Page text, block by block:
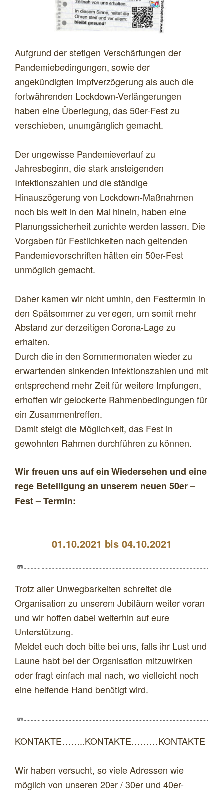
Aufgrund der stetigen Verschärfungen der
Pandemiebedingungen, sowie der
angekündigten Impfverzögerung als auch die
fortwährenden Lockdown-Verlängerungen
haben eine Überlegung, das 50er-Fest zu
verschieben, unumgänglich gemacht.
Der ungewisse Pandemieverlauf zu
Jahresbeginn, die stark ansteigenden
Infektionszahlen und die ständige
Hinauszögerung von Lockdown-Maßnahmen
noch bis weit in den Mai hinein, haben eine
Planungssicherheit zunichte werden lassen. Die
Vorgaben für Festlichkeiten nach geltenden
Pandemievorschriften hätten ein 50er-Fest
unmöglich gemacht.
Daher kamen wir nicht umhin, den Festtermin in
den Spätsommer zu verlegen, um somit mehr
Abstand zur derzeitigen Corona-Lage zu
erhalten.
Durch die in den Sommermonaten wieder zu
erwartenden sinkenden Infektionszahlen und mit
entsprechend mehr Zeit für weitere Impfungen,
erhoffen wir gelockerte Rahmenbedingungen für
ein Zusammentreffen.
Damit steigt die Möglichkeit, das Fest in
gewohnten Rahmen durchführen zu können.
Wir freuen uns auf ein Wiedersehen und eine
rege Beteiligung an unserem neuen 50er –
Fest – Termin:
01.10.2021 bis 04.10.2021
Trotz aller Unwegbarkeiten schreitet die
Organisation zu unserem Jubiläum weiter voran
und wir hoffen dabei weiterhin auf eure
Unterstützung.
Meldet euch doch bitte bei uns, falls ihr Lust und
Laune habt bei der Organisation mitzuwirken
oder fragt einfach mal nach, wo vielleicht noch
eine helfende Hand benötigt wird.
KONTAKTE……..KONTAKTE………KONTAKTE
Wir haben versucht, so viele Adressen wie
möglich von unseren 20er / 30er und 40er-